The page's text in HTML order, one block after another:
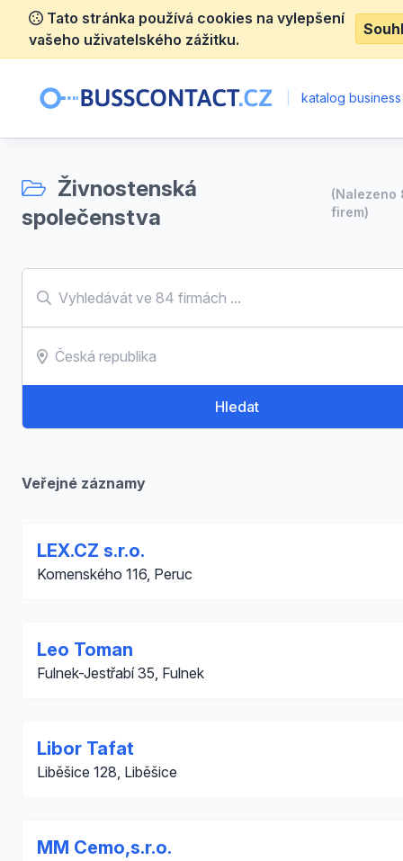
Tato stránka používá cookies na vylepšení
vašeho uživatelského zážitku.
katalog
Živnostenská
společenstva
(Nalezeno
firem)
Hledat
Veřejné záznamy
LEX.CZ s.r.o.
Komenského 116, Peruc
Leo Toman
Fulnek-Jestřabí 35, Fulnek
Libor Tafat
Liběšice 128, Liběšice
MM Cemo,s.r.o.